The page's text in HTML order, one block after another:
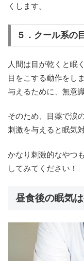
くします。
５．クール系の
人間は目が乾くと眠
目をこする動作をし
与えるために、無意
そのため、目薬で涙
刺激を与えると眠気
かなり刺激的なやつ
してみてください！
昼食後の眠気